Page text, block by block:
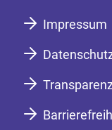
Impressum